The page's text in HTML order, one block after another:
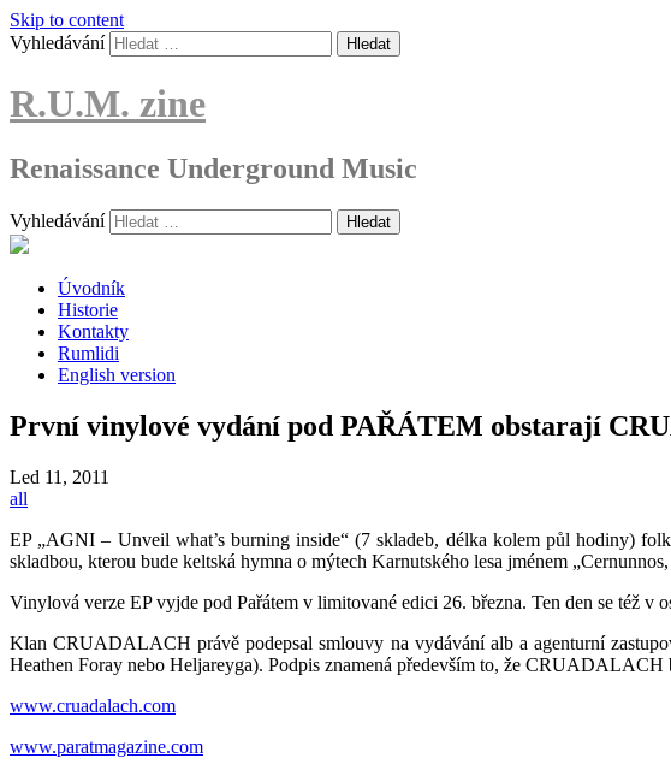
Skip to content
Vyhledávání
R.U.M. zine
Renaissance Underground Music
Vyhledávání
Úvodník
Historie
Kontakty
Rumlidi
English version
První vinylové vydání pod PAŘÁTEM obstarají
Led 11, 2011
all
EP „AGNI – Unveil what’s burning inside“ (7 skladeb, délka kolem půl hodiny)
skladbou, kterou bude keltská hymna o mýtech Karnutského lesa jménem
Vinylová verze EP vyjde pod Pařátem v limitované edici 26. března. Ten den se též
Klan CRUADALACH právě podepsal smlouvy na vydávání alb a agenturní
Heathen Foray nebo Heljareyga). Podpis znamená především to, že
www.cruadalach.com
www.paratmagazine.com